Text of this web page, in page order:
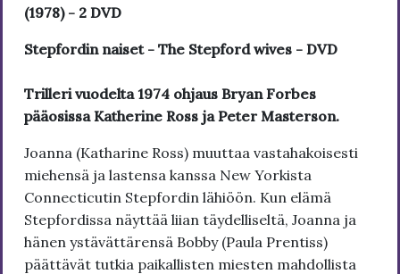
(1978) - 2 DVD
Stepfordin naiset - The Stepford wives - DVD
Trilleri vuodelta 1974 ohjaus Bryan Forbes
pääosissa Katherine Ross ja Peter Masterson.
Joanna (Katharine Ross) muuttaa vastahakoisesti
miehensä ja lastensa kanssa New Yorkista
Connecticutin Stepfordin lähiöön. Kun elämä
Stepfordissa näyttää liian täydelliseltä, Joanna ja
hänen ystävättärensä Bobby (Paula Prentiss)
päättävät tutkia paikallisten miesten mahdollista